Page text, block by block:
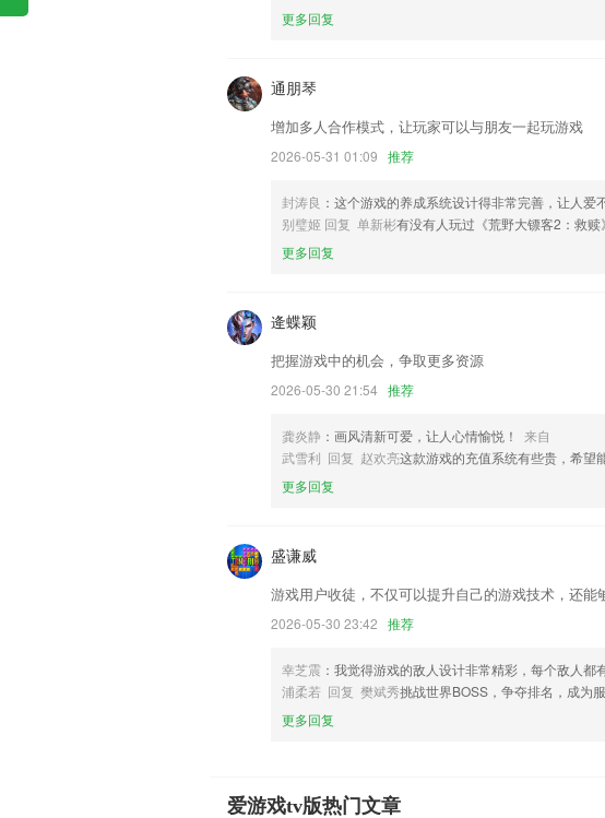
【工程水印】新增倒计时功能
修复[hide]标签内容在客户端不识别的问题。
更新了新春音乐，欢迎体验；
增加圈子等快捷入口
联系我们
以上就是爱游戏tv版的介绍，如果您喜欢这款软件，您可以
助我们更好的对产品进行优化修改。
更多回复
通朋琴
增加多人合作模式，让玩家可以与朋友一起玩游戏
2026-05-31 01:09 推荐
封涛良 ：这个游戏的养成系统设计得非常完善，让人爱
别璧姬 回复 单新彬有没有人玩过《荒野大镖客2：救
更多回复
逄蝶颖
把握游戏中的机会，争取更多资源
2026-05-30 21:54 推荐
龚炎静 ：画风清新可爱，让人心情愉悦！
来自
武雪利 回复 赵欢亮这款游戏的充值系统有些贵，希望
更多回复
盛谦威
游戏用户收徒，不仅可以提升自己的游戏技术，还能
2026-05-30 23:42 推荐
幸芝震 ：我觉得游戏的敌人设计非常精彩，每个敌人
浦柔若 回复 樊斌秀挑战世界BOSS，争夺排名，成为
更多回复
爱游戏tv版热门文章